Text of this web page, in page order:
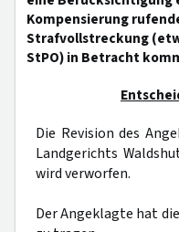
Kompensierung
Strafvollstreckung
StPO) in Betracht
Die Revision des
Landgerichts
wird verworfen.
Der Angeklagte hat